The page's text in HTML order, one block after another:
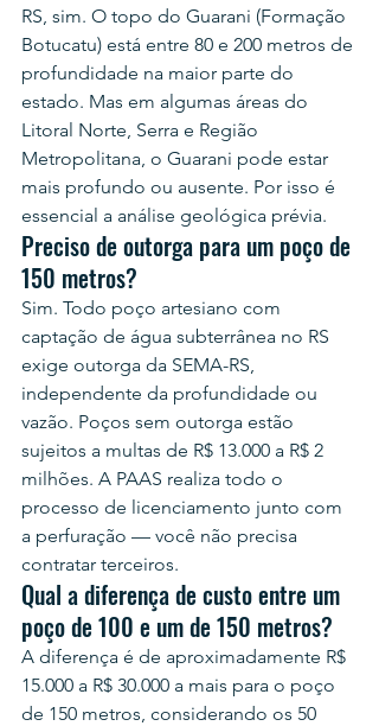
RS, sim. O topo do Guarani (Formação
Botucatu) está entre 80 e 200 metros de
profundidade na maior parte do
estado. Mas em algumas áreas do
Litoral Norte, Serra e Região
Metropolitana, o Guarani pode estar
mais profundo ou ausente. Por isso é
essencial a análise geológica prévia.
Preciso de outorga para um poço de
150 metros?
Sim. Todo poço artesiano com
captação de água subterrânea no RS
exige outorga da SEMA-RS,
independente da profundidade ou
vazão. Poços sem outorga estão
sujeitos a multas de R$ 13.000 a R$ 2
milhões. A PAAS realiza todo o
processo de licenciamento junto com
a perfuração — você não precisa
contratar terceiros.
Qual a diferença de custo entre um
poço de 100 e um de 150 metros?
A diferença é de aproximadamente R$
15.000 a R$ 30.000 a mais para o poço
de 150 metros, considerando os 50